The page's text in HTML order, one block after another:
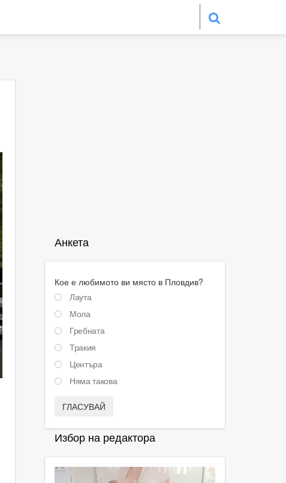
Анкета
Кое е любимото ви място в Пловдив?
Лаута
Мола
Гребната
Тракия
Центъра
Няма такова
ГЛАСУВАЙ
Избор на редактора